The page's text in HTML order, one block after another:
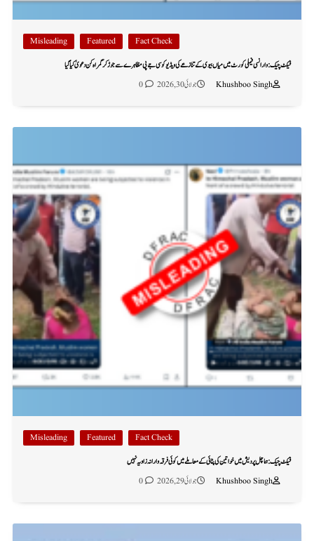
Fact Check
Featured
Misleading
فیکٹ چیک: وارانسی فیملی کورٹ میں میاں بیوی کے تنازعے کی ویڈیو کو سی جے پی مظاہرے سے جوڑ کر گمراہ کن دعویٰ کیا گیا
Khushboo Singh
جولائی 30, 2026 0
Fact Check
Featured
Misleading
فیکٹ چیک: ہماچل پردیش میں خواتین کی پٹائی کے معاملے میں کوئی فرقہ وارانہ زاویہ نہیں
Khushboo Singh
جولائی 29, 2026 0